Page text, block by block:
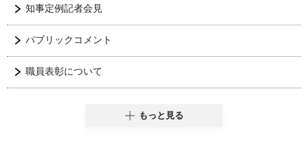
知事定例記者会見
パブリックコメント
職員表彰について
もっと見る